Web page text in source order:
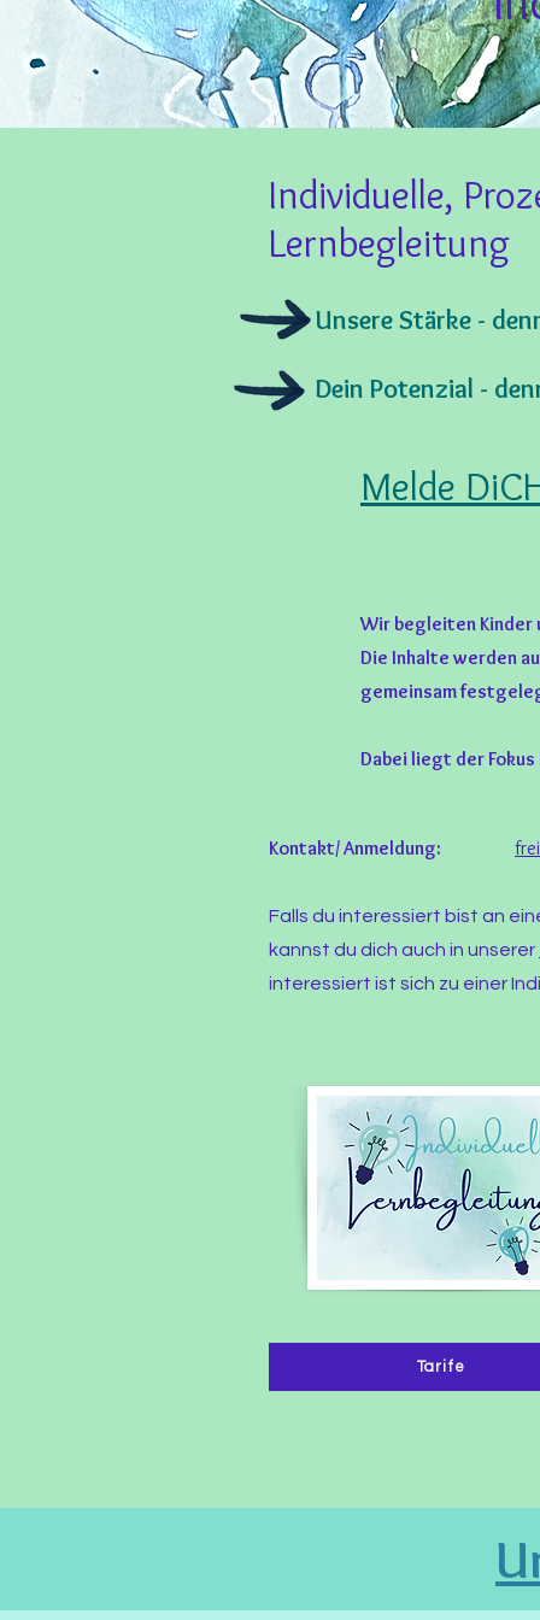
Individuelle,
Lernbegleitung
Unsere Stärke -
Dein Potenzial -
Melde
Wir begleiten Kinder
Die Inhalte werden
gemeinsam
Dabei liegt der
Kontakt/ Anmeldung:
Falls du interessiert bist an
kannst du dich auch in unserer
interessiert ist sich zu einer
Tarife